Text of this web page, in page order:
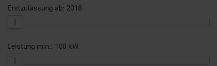
Erstzulassung ab: 2018
Leistung min.: 100 kW